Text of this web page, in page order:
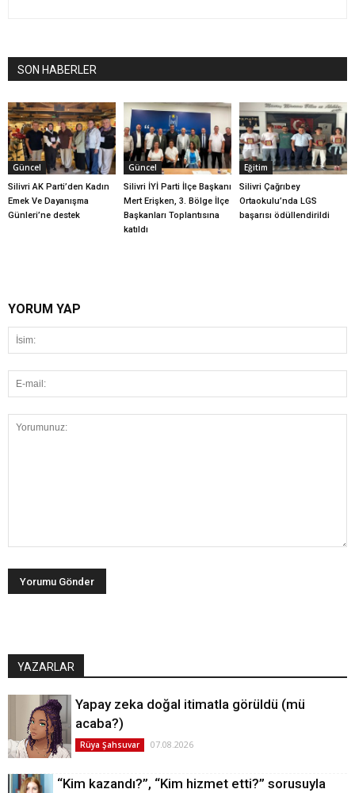
SON HABERLER
Güncel
Silivri AK Parti’den Kadın
Emek Ve Dayanışma
Günleri’ne destek
Güncel
Silivri İYİ Parti İlçe Başkanı
Mert Erişken, 3. Bölge İlçe
Başkanları Toplantısına
katıldı
Eğitim
Silivri Çağrıbey
Ortaokulu’nda LGS
başarısı ödüllendirildi
YORUM YAP
YAZARLAR
Yapay zeka doğal itimatla görüldü (mü
acaba?)
Rüya Şahsuvar 07.08.2026
“Kim kazandı?”, “Kim hizmet etti?” sorusuyla